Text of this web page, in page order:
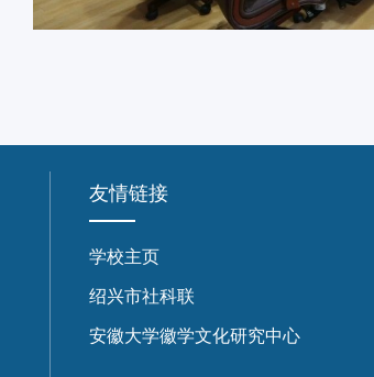
友情链接
学校主页
绍兴市社科联
安徽大学徽学文化研究中心